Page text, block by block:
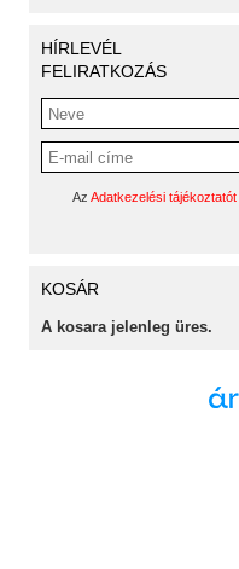
HÍRLEVÉL
FELIRATKOZÁS
Az Adatkezelési tájékoztatót
KOSÁR
A kosara jelenleg üres.